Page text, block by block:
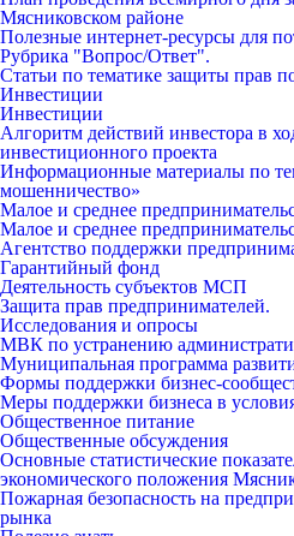
Мясниковском районе
Полезные интернет-ресурсы для
Рубрика "Вопрос/Ответ".
Статьи по тематике защиты прав
Инвестиции
Инвестиции
Алгоритм действий инвестора в
инвестиционного проекта
Информационные материалы по
мошенничество»
Малое и среднее
Малое и среднее
Агентство поддержки
Гарантийный фонд
Деятельность субъектов МСП
Защита прав предпринимателей.
Исследования и опросы
МВК по устранению
Муниципальная программа
Формы поддержки бизнес-
Меры поддержки бизнеса в
Общественное питание
Общественные обсуждения
Основные статистические
экономического положения
Пожарная безопасность на
рынка